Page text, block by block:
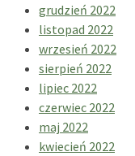
grudzień 2022
listopad 2022
wrzesień 2022
sierpień 2022
lipiec 2022
czerwiec 2022
maj 2022
kwiecień 2022